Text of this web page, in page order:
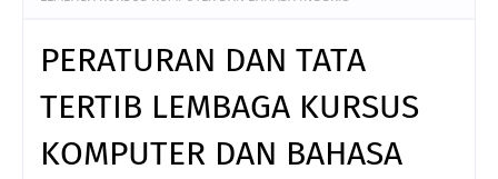
PERATURAN DAN TATA
TERTIB LEMBAGA KURSUS
KOMPUTER DAN BAHASA